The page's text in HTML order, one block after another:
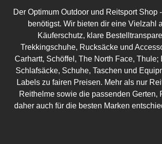
Der Optimum Outdoor und Reitsport
benötigst. Wir bieten dir eine Vielzahl
Käuferschutz, klare
Trekkingschuhe, Rucksäcke und
Carhartt, Schöffel, The North Face,
Schlafsäcke, Schuhe, Taschen und
Labels zu fairen Preisen. Mehr als nur
Reithelme sowie die passenden
daher auch für die besten Marken